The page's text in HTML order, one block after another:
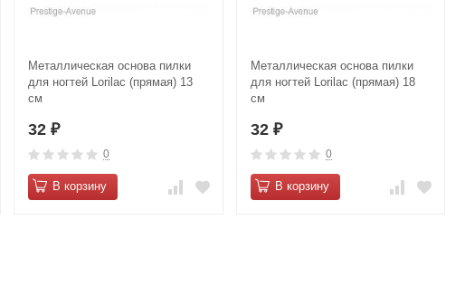
Металлическая основа пилки
для ногтей Lorilac (прямая) 13
см
32₽
0
В корзину
Металлическая основа пилки
для ногтей Lorilac (прямая) 18
см
32 ₽
0
В корзину